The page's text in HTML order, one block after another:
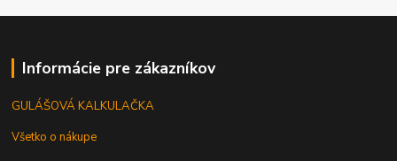
Informácie pre zákazníkov
GULÁŠOVÁ KALKULAČKA
Všetko o nákupe